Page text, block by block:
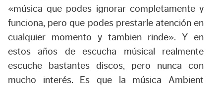
«música que podes ignorar completamente y
funciona, pero que podes prestarle atención en
cualquier momento y tambien rinde». Y en
estos años de escucha músical realmente
escuche bastantes discos, pero nunca con
mucho interés. Es que la música Ambient